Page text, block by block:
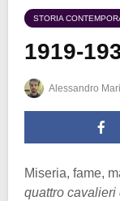
STORIA
1919-
Alessandro
Miseria, fame,
quattro cavalieri